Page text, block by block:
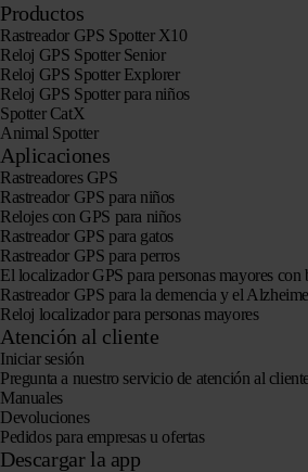
Productos
Rastreador GPS Spotter X10
Reloj GPS Spotter Senior
Reloj GPS Spotter Explorer
Reloj GPS Spotter para niños
Spotter CatX
Animal Spotter
Aplicaciones
Rastreadores GPS
Rastreador GPS para niños
Relojes con GPS para niños
Rastreador GPS para gatos
Rastreador GPS para perros
El localizador GPS para personas mayores con
Rastreador GPS para la demencia y el
Reloj localizador para personas mayores
Atención al cliente
Iniciar sesión
Pregunta a nuestro servicio de atención al
Manuales
Devoluciones
Pedidos para empresas u ofertas
Descargar la app